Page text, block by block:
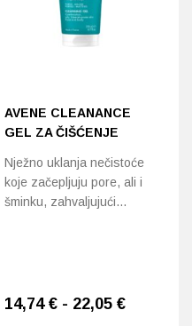
AVENE CLEANANCE
GEL ZA ČIŠĆENJE
Nježno uklanja nečistoće
koje začepljuju pore, ali i
šminku, zahvaljujući…
14,74 € - 22,05 €